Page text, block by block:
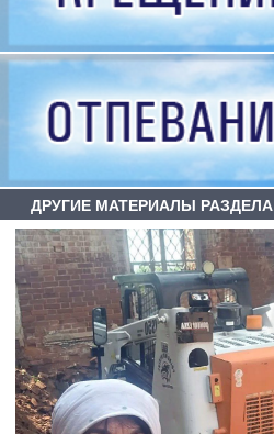
ДРУГИЕ МАТЕРИАЛЫ РАЗДЕЛА